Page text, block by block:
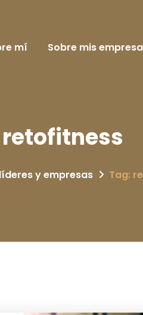
mí Sobre mis
retofitness
y empresas Tag: